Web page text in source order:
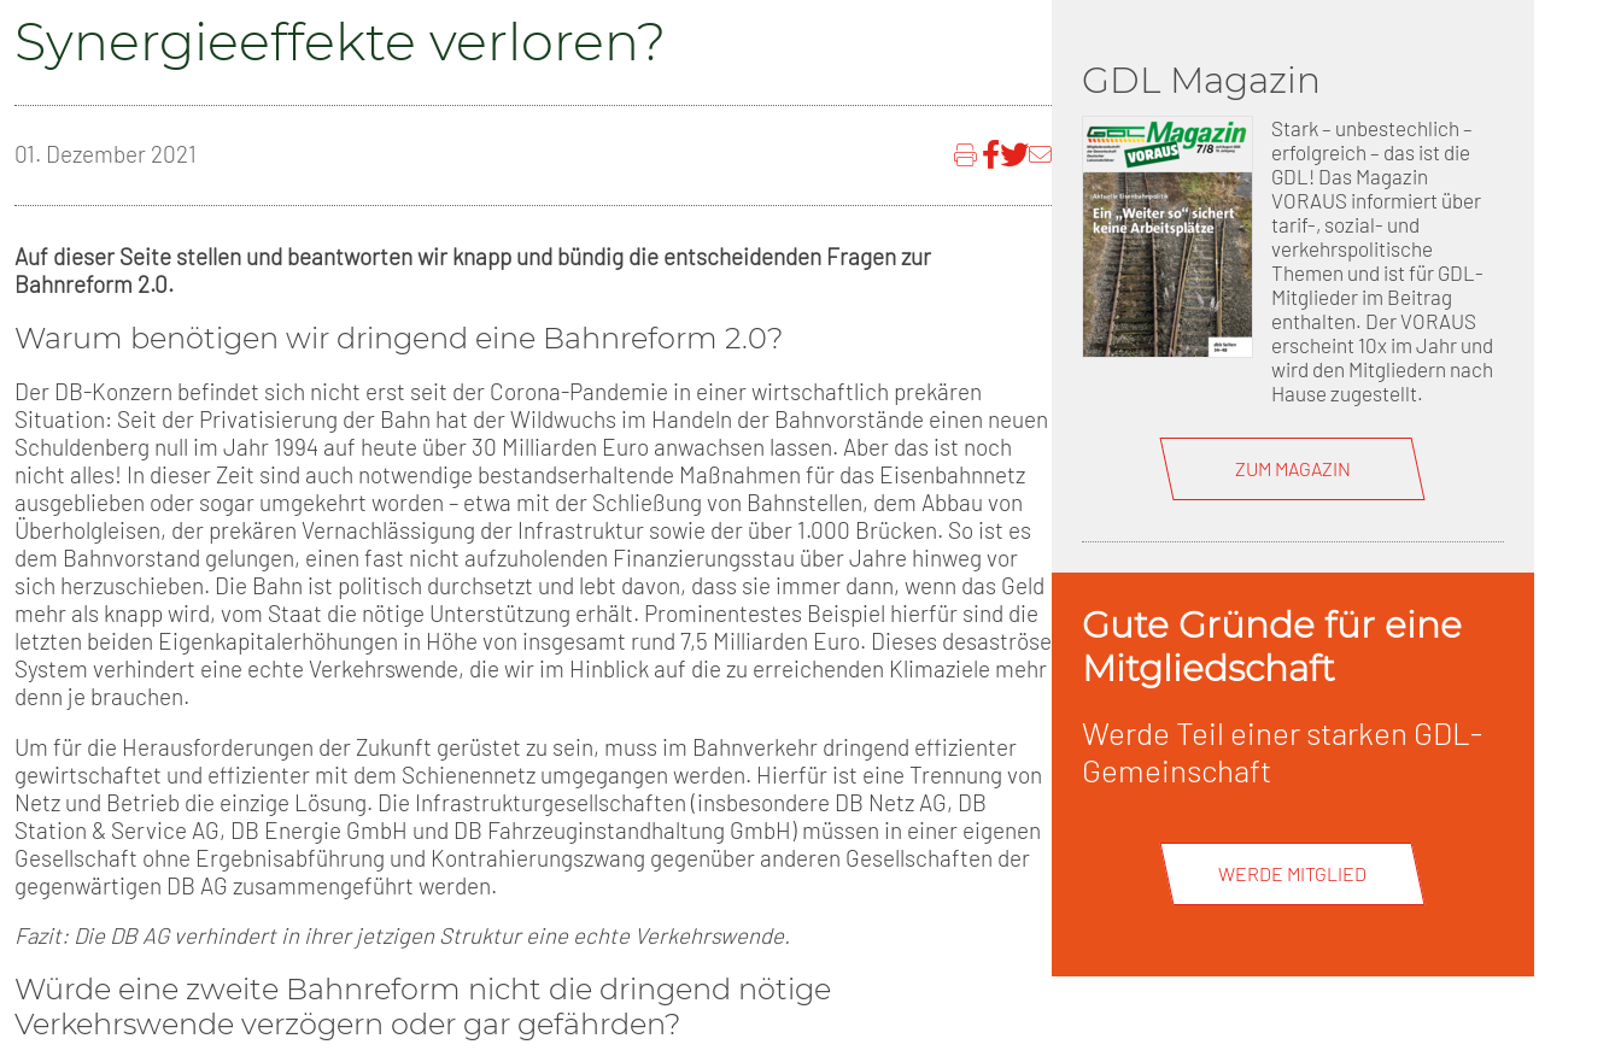
Unsere Satzungen
Nordrhein-Westfalen
Süd-West
GDL-Jugend Winter (Ski-Meisterschaft)
Satzung der GDL-Jugend
TARIF
Grundsätzliche Fünf-Tage-Woche (DB AG)
Erhöhung des Entgeltes - Mehr als nur Plus (DB AG)
SERVICE
Familien- und Wohnungsrechtsschutz
Freizeit- und Unfallversicherung
Technikbroschüren
Versichertenberater
Werbemittel
MITGLIEDSCHAFT
PRESSE
Synergieeffekte verloren?
01. Dezember 2021
Auf dieser Seite stellen und beantworten wir knapp und bündig die entscheidenden Fragen zur
Bahnreform 2.0.
Warum benötigen wir dringend eine Bahnreform 2.0?
Der DB-Konzern befindet sich nicht erst seit der Corona-Pandemie in einer wirtschaftlich prekären
Situation: Seit der Privatisierung der Bahn hat der Wildwuchs im Handeln der Bahnvorstände einen neuen
Schuldenberg null im Jahr 1994 auf heute über 30 Milliarden Euro anwachsen lassen. Aber das ist noch
nicht alles! In dieser Zeit sind auch notwendige bestandserhaltende Maßnahmen für das Eisenbahnnetz
ausgeblieben oder sogar umgekehrt worden – etwa mit der Schließung von Bahnstellen, dem Abbau von
Überholgleisen, der prekären Vernachlässigung der Infrastruktur sowie der über 1.000 Brücken. So ist es
dem Bahnvorstand gelungen, einen fast nicht aufzuholenden Finanzierungsstau über Jahre hinweg vor
sich herzuschieben. Die Bahn ist politisch durchsetzt und lebt davon, dass sie immer dann, wenn das Geld
mehr als knapp wird, vom Staat die nötige Unterstützung erhält. Prominentestes Beispiel hierfür sind die
letzten beiden Eigenkapitalerhöhungen in Höhe von insgesamt rund 7,5 Milliarden Euro. Dieses desaströse
System verhindert eine echte Verkehrswende, die wir im Hinblick auf die zu erreichenden Klimaziele mehr
denn je brauchen.
Um für die Herausforderungen der Zukunft gerüstet zu sein, muss im Bahnverkehr dringend effizienter
gewirtschaftet und effizienter mit dem Schienennetz umgegangen werden. Hierfür ist eine Trennung von
Netz und Betrieb die einzige Lösung. Die Infrastrukturgesellschaften (insbesondere DB Netz AG, DB
Station & Service AG, DB Energie GmbH und DB Fahrzeuginstandhaltung GmbH) müssen in einer eigenen
Gesellschaft ohne Ergebnisabführung und Kontrahierungszwang gegenüber anderen Gesellschaften der
gegenwärtigen DB AG zusammengeführt werden.
Fazit: Die DB AG verhindert in ihrer jetzigen Struktur eine echte Verkehrswende.
Würde eine zweite Bahnreform nicht die dringend nötige
Verkehrswende verzögern oder gar gefährden?
GDL Magazin
Stark – unbestechlich –
erfolgreich – das ist die
GDL! Das Magazin
VORAUS informiert über
tarif-, sozial- und
verkehrspolitische
Themen und ist für GDL-
Mitglieder im Beitrag
enthalten. Der VORAUS
erscheint 10x im Jahr und
wird den Mitgliedern nach
Hause zugestellt.
ZUM MAGAZIN
Gute Gründe für eine
Mitgliedschaft
Werde Teil einer starken GDL-
Gemeinschaft
WERDE MITGLIED